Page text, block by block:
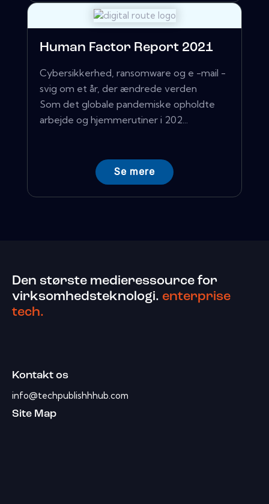
Human Factor Report 2021
Cybersikkerhed, ransomware og e -mail -
svig om et år, der ændrede verden
Som det globale pandemiske opholdte
arbejde og hjemmerutiner i 202...
Se mere
Den største medieressource for
virksomhedsteknologi. enterprise
tech.
Kontakt os
info@techpublishhhub.com
Site Map